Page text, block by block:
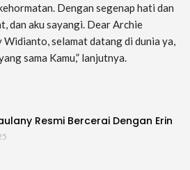
Dengan segenap hati dan
dan aku sayangi. Dear Archie
Widianto, selamat datang di dunia ya,
sama Kamu,” lanjutnya.
Resmi Bercerai Dengan Erin